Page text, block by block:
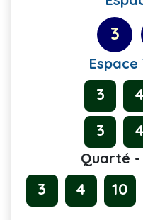
3
3 4
3
4
Quarté
3 4 10